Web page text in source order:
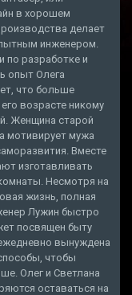
в хорошем
делает
инженером.
по разработке и
опыт Олега
что больше
возрасте никому
Женщина старой
мотивирует мужа
Вместе
изготавливать
Несмотря на
жизнь, полная
Лужин быстро
посвящен быту
вынуждена
чтобы
Олег и Светлана
оставаться на